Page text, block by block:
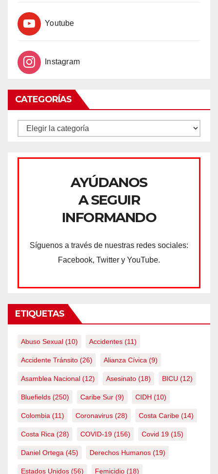
Youtube
Instagram
CATEGORÍAS
CATEGORÍAS
AYÚDANOS
A SEGUIR
INFORMANDO
Síguenos a través de nuestras redes sociales:
Facebook, Twitter y YouTube.
ETIQUETAS
Abuso Sexual (10) Accidentes (11)
Accidente Tránsito (26) Alianza Cívica (9)
Asamblea Nacional (12) Asesinato (18) BICU (12)
Bluefields (250) Caribe Sur (9) CIDH (10)
Colombia (11) Coronavirus (28) Costa Caribe (14)
Costa Rica (28) COVID-19 (156) Covid 19 (15)
Daniel Ortega (45) Derechos Humanos (19)
Estados Unidos (56) Femicidio (18)